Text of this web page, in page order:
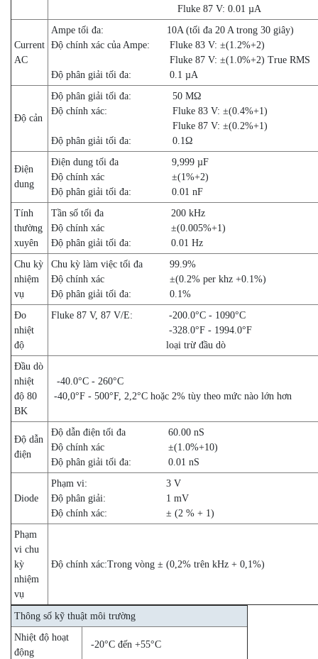
Fluke 87 V: 0.01 µA
Current
AC
Ampe tối đa:
10A (tối đa 20 A trong 30 giây)
Độ chính xác của Ampe:
Fluke 83 V: ±(1.2%+2)
Fluke 87 V: ±(1.0%+2) True RMS
Độ phân giải tối đa:
0.1 µA
Độ cản
Độ phân giải tối đa:
50 MΩ
Độ chính xác:
Fluke 83 V: ±(0.4%+1)
Fluke 87 V: ±(0.2%+1)
Độ phân giải tối đa:
0.1Ω
Điện
dung
Điện dung tối đa
9,999 µF
Độ chính xác
±(1%+2)
Độ phân giải tối đa:
0.01 nF
Tính
thường
xuyên
Tần số tối đa
200 kHz
Độ chính xác
±(0.005%+1)
Độ phân giải tối đa:
0.01 Hz
Chu kỳ
nhiệm
vụ
Chu kỳ làm việc tối đa
99.9%
Độ chính xác
±(0.2% per khz +0.1%)
Độ phân giải tối đa:
0.1%
Đo
nhiệt
độ
Fluke 87 V, 87 V/E:
-200.0°C - 1090°C
-328.0°F - 1994.0°F
loại trừ đầu dò
Đầu dò
nhiệt
độ 80
BK
-40.0°C - 260°C
-40,0°F - 500°F, 2,2°C hoặc 2% tùy theo mức nào lớn hơn
Độ dẫn
điện
Độ dẫn điện tối đa
60.00 nS
Độ chính xác
±(1.0%+10)
Độ phân giải tối đa:
0.01 nS
Diode
Phạm vi:
3 V
Độ phân giải:
1 mV
Độ chính xác:
± (2 % + 1)
Phạm
vi chu
kỳ
nhiệm
vụ
Độ chính xác:Trong vòng ± (0,2% trên kHz + 0,1%)
Thông số kỹ thuật môi trường
Nhiệt độ hoạt
động
-20°C đến +55°C